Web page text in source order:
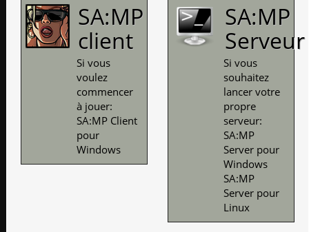
SA:MP
client
Si vous
voulez
commencer
à jouer:
SA:MP Client
pour
Windows
SA:MP
Serveur
Si vous
souhaitez
lancer votre
propre
serveur:
SA:MP
Server pour
Windows
SA:MP
Server pour
Linux